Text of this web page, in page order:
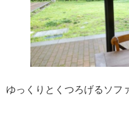
ゆっくりとくつろげるソフ